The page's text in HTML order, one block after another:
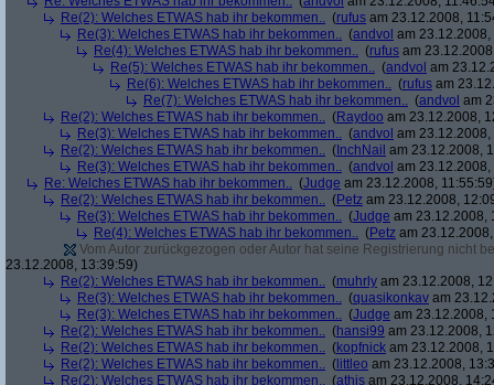
Re(2): Welches ETWAS hab ihr bekommen.. (rufus am 23.12.2008,
Re(3): Welches ETWAS hab ihr bekommen.. (andvol am
Re(4): Welches ETWAS hab ihr bekommen.. (rufus am
Re(5): Welches ETWAS hab ihr bekommen.. (andvol am
Re(6): Welches ETWAS hab ihr bekommen.. (rufus am
Re(7): Welches ETWAS hab ihr bekommen.. (andvol am
Re(2): Welches ETWAS hab ihr bekommen.. (Raydoo am 23.12.2008,
Re(3): Welches ETWAS hab ihr bekommen.. (andvol am
Re(2): Welches ETWAS hab ihr bekommen.. ( InchNail am 23.12.2008,
Re(3): Welches ETWAS hab ihr bekommen.. (andvol am
Re: Welches ETWAS hab ihr bekommen.. (Judge am 23.12.2008,
Re(2): Welches ETWAS hab ihr bekommen.. (Petz am 23.12.2008,
Re(3): Welches ETWAS hab ihr bekommen.. (Judge am 23.12.2008,
Re(4): Welches ETWAS hab ihr bekommen.. (Petz am
Vom Autor zurückgezogen oder Autor hat seine Registrierung nicht
23.12.2008, 13:39:59)
Re(2): Welches ETWAS hab ihr bekommen.. (muhrly am 23.12.2008,
Re(3): Welches ETWAS hab ihr bekommen.. (quasikonkav am
Re(3): Welches ETWAS hab ihr bekommen.. (Judge am 23.12.2008,
Re(2): Welches ETWAS hab ihr bekommen.. (hansi99 am 23.12.2008,
Re(2): Welches ETWAS hab ihr bekommen.. (kopfnick am 23.12.2008,
Re(2): Welches ETWAS hab ihr bekommen.. ( littleo am 23.12.2008,
Re(2): Welches ETWAS hab ihr bekommen.. (athis am 23.12.2008,